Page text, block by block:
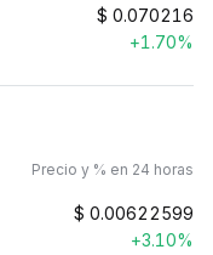
$ 0.070216
+1.70%
Precio y % en 24 horas
$ 0.00622599
+3.10%